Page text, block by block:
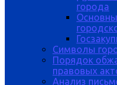
города
Символы
Порядок
правовых
Анализ